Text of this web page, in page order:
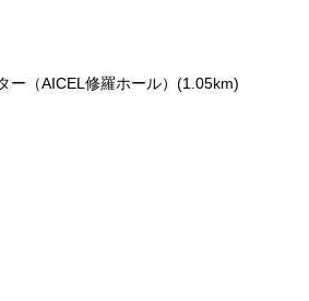
ー（AICEL修羅ホール）(1.05km)